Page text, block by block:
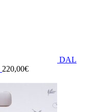
DAL
220,00€